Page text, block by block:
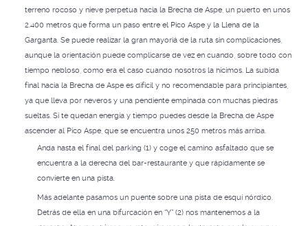
terreno rocoso y nieve perpetua hacia la Brecha de Aspe, un puerto en unos
2.400 metros que forma un paso entre el Pico Aspe y la Llena de la
Garganta. Se puede realizar la gran mayoriá de la ruta sin complicaciones,
aunque la orientación puede complicarse de vez en cuando, sobre todo con
tiempo nebloso, como era el caso cuando nosotros la hicimos. La subida
final hacia la Brecha de Aspe es difícil y no recomendable para principiantes,
ya que lleva por neveros y una pendiente empinada con muchas piedras
sueltas. Si te quedan energía y tiempo puedes desde la Brecha de Aspe
ascender al Pico Aspe, que se encuentra unos 250 metros más arriba.
Anda hasta el final del parking (1) y coge el camino asfaltado que se
encuentra a la derecha del bar-restaurante y que rápidamente se
convierte en una pista.
Más adelante pasamos un puente sobre una pista de esquí nórdico.
Detrás de ella en una bifurcación en “Y” (2) nos mantenemos a la